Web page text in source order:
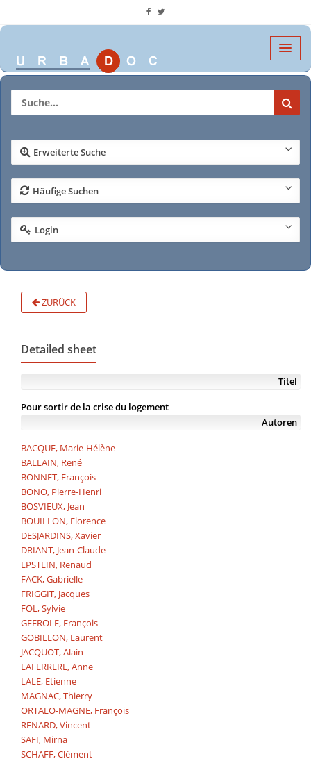
Erweiterte Suche
Häufige Suchen
Login
ZURÜCK
Detailed sheet
Titel
Pour sortir de la crise du logement
Autoren
BACQUE, Marie-Hélène
BALLAIN, René
BONNET, François
BONO, Pierre-Henri
BOSVIEUX, Jean
BOUILLON, Florence
DESJARDINS, Xavier
DRIANT, Jean-Claude
EPSTEIN, Renaud
FACK, Gabrielle
FRIGGIT, Jacques
FOL, Sylvie
GEEROLF, François
GOBILLON, Laurent
JACQUOT, Alain
LAFERRERE, Anne
LALE, Etienne
MAGNAC, Thierry
ORTALO-MAGNE, François
RENARD, Vincent
SAFI, Mirna
SCHAFF, Clément